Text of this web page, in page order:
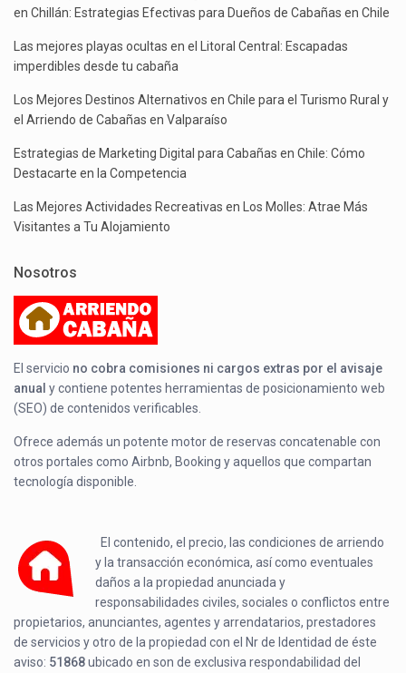
en Chillán: Estrategias Efectivas para Dueños de Cabañas en Chile
Las mejores playas ocultas en el Litoral Central: Escapadas
imperdibles desde tu cabaña
Los Mejores Destinos Alternativos en Chile para el Turismo Rural y
el Arriendo de Cabañas en Valparaíso
Estrategias de Marketing Digital para Cabañas en Chile: Cómo
Destacarte en la Competencia
Las Mejores Actividades Recreativas en Los Molles: Atrae Más
Visitantes a Tu Alojamiento
Nosotros
El servicio no cobra comisiones ni cargos extras por el avisaje
anual y contiene potentes herramientas de posicionamiento web
(SEO) de contenidos verificables.
Ofrece además un potente motor de reservas concatenable con
otros portales como Airbnb, Booking y aquellos que compartan
tecnología disponible.
El contenido, el precio, las condiciones de arriendo
y la transacción económica, así como eventuales
daños a la propiedad anunciada y
responsabilidades civiles, sociales o conflictos entre
propietarios, anunciantes, agentes y arrendatarios, prestadores
de servicios y otro de la propiedad con el Nr de Identidad de éste
aviso: 51868ubicado enson de exclusiva respondabilidad del